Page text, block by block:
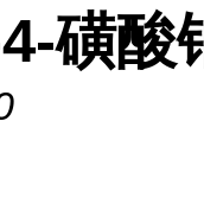
磺酸